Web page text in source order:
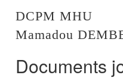
DCPM MHU
Mamadou
Documents